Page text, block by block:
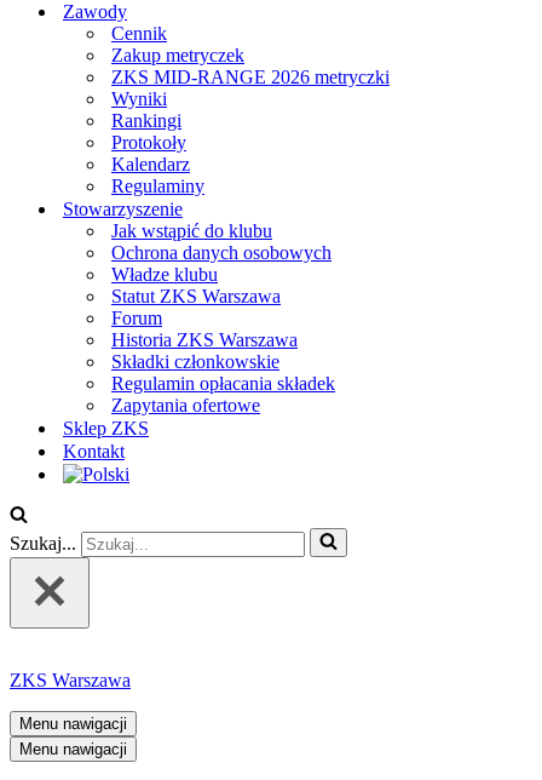
Zawody
Cennik
Zakup metryczek
ZKS MID-RANGE 2026 metryczki
Wyniki
Rankingi
Protokoły
Kalendarz
Regulaminy
Stowarzyszenie
Jak wstąpić do klubu
Ochrona danych osobowych
Władze klubu
Statut ZKS Warszawa
Forum
Historia ZKS Warszawa
Składki członkowskie
Regulamin opłacania składek
Zapytania ofertowe
Sklep ZKS
Kontakt
Szukaj...
ZKS Warszawa
Menu nawigacji
Menu nawigacji